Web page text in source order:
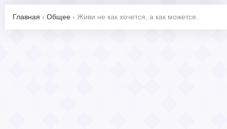
Главная › Общее › Живи не как хочется, а как можется.